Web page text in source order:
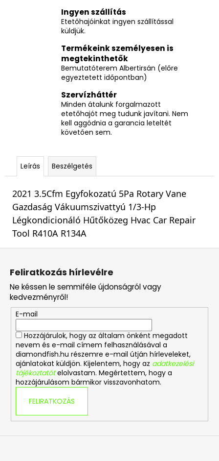
Ingyen szállítás
Etetőhajóinkat ingyen szállítással
küldjük.
Termékeink személyesen is
megtekinthetők
Bemutatóterem Albertirsán (előre
egyeztetett időpontban)
Szervízháttér
Minden átalunk forgalmazott
etetőhajót meg tudunk javítani. Nem
kell aggódnia a garancia leteltét
követően sem.
Leírás Beszélgetés
2021 3.5Cfm Egyfokozatú 5Pa Rotary Vane
Gazdaság Vákuumszivattyú 1/3-Hp
Légkondicionáló Hűtőközeg Hvac Car Repair
Tool R410A R134A
L
Feliratkozás hírlevélre
Ne késsen le semmiféle újdonságról vagy
kedvezményről!
E-mail
Hozzájárulok, hogy az általam önként megadott
nevem és e-mail címem felhasználásával a
diamondfish.hu részemre e-mail útján hírleveleket,
ajánlatokat küldjön. Kijelentem, hogy az adatkezelési
tájékoztatót elolvastam. Megértettem, hogy a
hozzájárulásom bármikor visszavonhatom.
FELIRATKOZÁS